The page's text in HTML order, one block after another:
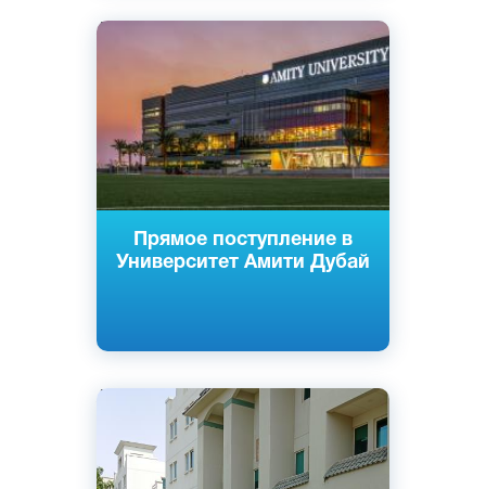
Прямое поступление в
Университет Амити Дубай
Английский
Английский
Дубай, ОАЭ
Частный